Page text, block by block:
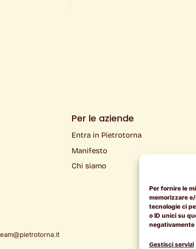
Per fornire le
memorizzare
tecnologie ci
o ID unici su
Gestisci servizi
Per le aziende
Entra in Pietrotorna
Manifesto
Chi siamo